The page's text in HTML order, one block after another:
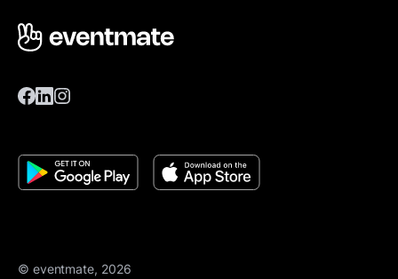
© eventmate, 2026